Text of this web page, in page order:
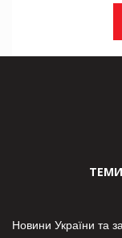
ТЕМИ
Новини України та